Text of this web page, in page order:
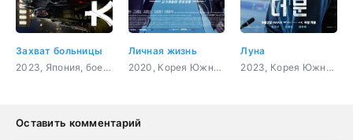
Захват больницы
2023, Япония, боевик, триллер, мистика, драма
Личная жизнь
2020, Корея Южная, триллер, мистика, романтика, криминал
Луна
2023, Корея Южная, боевик, драма, sci-fi
Оставить комментарий